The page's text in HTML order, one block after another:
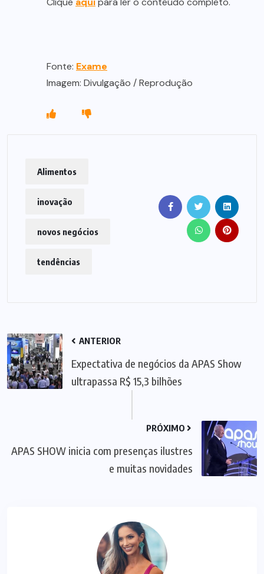
Fonte: Exame
Imagem: Divulgação / Reprodução
Alimentos
inovação
novos negócios
tendências
ANTERIOR
Expectativa de negócios da APAS Show
ultrapassa R$ 15,3 bilhões
PRÓXIMO
APAS SHOW inicia com presenças ilustres
e muitas novidades